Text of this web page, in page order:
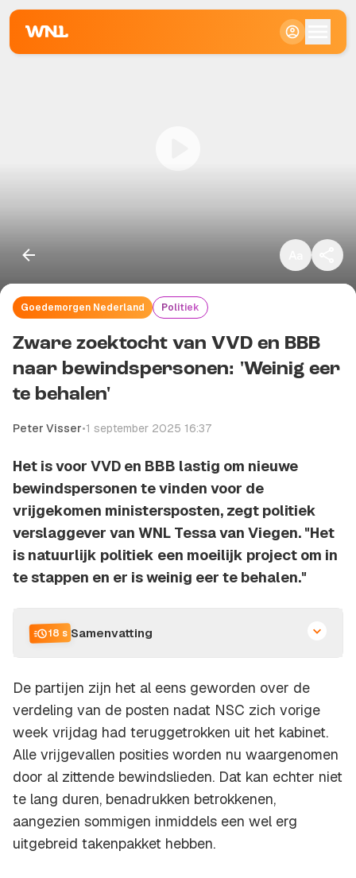
Goedemorgen Nederland Politiek
Zware zoektocht van VVD en BBB
naar bewindspersonen: 'Weinig eer
te behalen'
Peter Visser•1 september 2025 16:37
Het is voor VVD en BBB lastig om nieuwe
bewindspersonen te vinden voor de
vrijgekomen ministersposten, zegt politiek
verslaggever van WNL Tessa van Viegen. "Het
is natuurlijk politiek een moeilijk project om in
te stappen en er is weinig eer te behalen."
18 s Samenvatting
De partijen zijn het al eens geworden over de
verdeling van de posten nadat NSC zich vorige
week vrijdag had teruggetrokken uit het kabinet.
Alle vrijgevallen posities worden nu waargenomen
door al zittende bewindslieden. Dat kan echter niet
te lang duren, benadrukken betrokkenen,
aangezien sommigen inmiddels een wel erg
uitgebreid takenpakket hebben.